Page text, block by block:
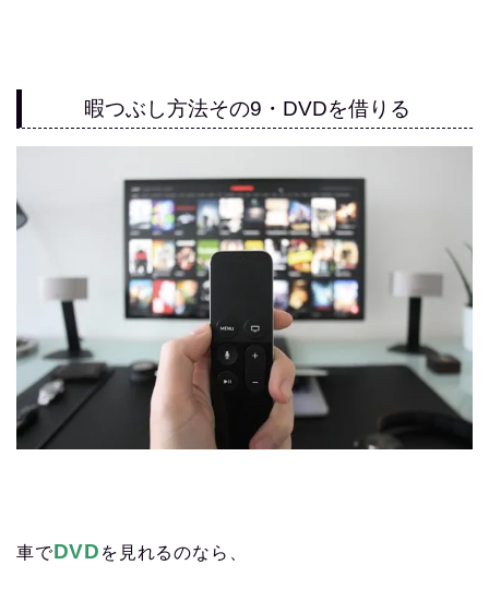
暇つぶし方法その9・DVDを借りる
車でDVD を見れるのなら、